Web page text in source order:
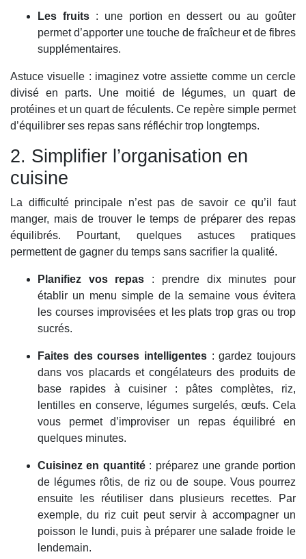
Les fruits: une portion en dessert ou au goûter
permet d’apporter une touche de fraîcheur et de fibres
supplémentaires.
Astuce visuelle : imaginez votre assiette comme un cercle
divisé en parts. Une moitié de légumes, un quart de
protéines et un quart de féculents. Ce repère simple permet
d’équilibrer ses repas sans réfléchir trop longtemps.
2. Simplifier l’organisation en
cuisine
La difficulté principale n’est pas de savoir ce qu’il faut
manger, mais de trouver le temps de préparer des repas
équilibrés. Pourtant, quelques astuces pratiques
permettent de gagner du temps sans sacrifier la qualité.
Planifiez vos repas : prendre dix minutes pour
établir un menu simple de la semaine vous évitera
les courses improvisées et les plats trop gras ou trop
sucrés.
Faites des courses intelligentes : gardez toujours
dans vos placards et congélateurs des produits de
base rapides à cuisiner : pâtes complètes, riz,
lentilles en conserve, légumes surgelés, œufs. Cela
vous permet d’improviser un repas équilibré en
quelques minutes.
Cuisinez en quantité: préparez une grande portion
de légumes rôtis, de riz ou de soupe. Vous pourrez
ensuite les réutiliser dans plusieurs recettes. Par
exemple, du riz cuit peut servir à accompagner un
poisson le lundi, puis à préparer une salade froide le
lendemain.